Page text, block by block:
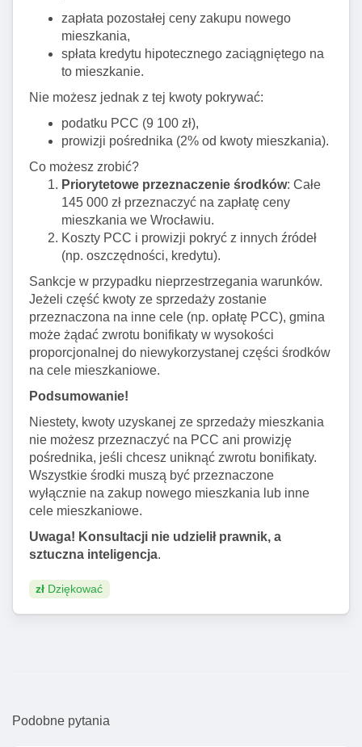
zapłata pozostałej ceny zakupu nowego
mieszkania,
spłata kredytu hipotecznego zaciągniętego na
to mieszkanie.
Nie możesz jednak z tej kwoty pokrywać:
podatku PCC (9 100 zł),
prowizji pośrednika (2% od kwoty mieszkania).
Co możesz zrobić?
Priorytetowe przeznaczenie środków: Całe
145 000 zł przeznaczyć na zapłatę ceny
mieszkania we Wrocławiu.
Koszty PCC i prowizji pokryć z innych źródeł
(np. oszczędności, kredytu).
Sankcje w przypadku nieprzestrzegania warunków.
Jeżeli część kwoty ze sprzedaży zostanie
przeznaczona na inne cele (np. opłatę PCC), gmina
może żądać zwrotu bonifikaty w wysokości
proporcjonalnej do niewykorzystanej części środków
na cele mieszkaniowe.
Podsumowanie!
Niestety, kwoty uzyskanej ze sprzedaży mieszkania
nie możesz przeznaczyć na PCC ani prowizję
pośrednika, jeśli chcesz uniknąć zwrotu bonifikaty.
Wszystkie środki muszą być przeznaczone
wyłącznie na zakup nowego mieszkania lub inne
cele mieszkaniowe.
Uwaga! Konsultacji nie udzielił prawnik, a
sztuczna inteligencja.
zł Dziękować
Podobne pytania